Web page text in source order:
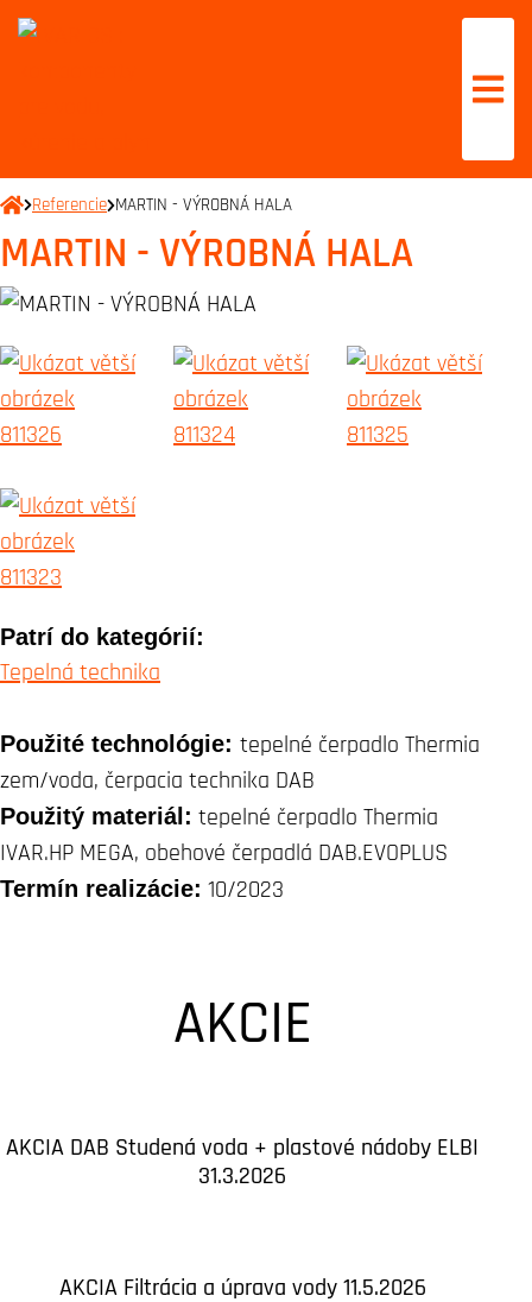
Referencie MARTIN - VÝROBNÁ HALA
MARTIN - VÝROBNÁ HALA
Patrí do kategórií:
Tepelná technika
Použité technológie: tepelné čerpadlo Thermia
zem/voda, čerpacia technika DAB
Použitý materiál: tepelné čerpadlo Thermia
IVAR.HP MEGA, obehové čerpadlá DAB.EVOPLUS
Termín realizácie: 10/2023
AKCIE
AKCIA DAB Studená voda + plastové nádoby ELBI
31.3.2026
AKCIA Filtrácia a úprava vody 11.5.2026